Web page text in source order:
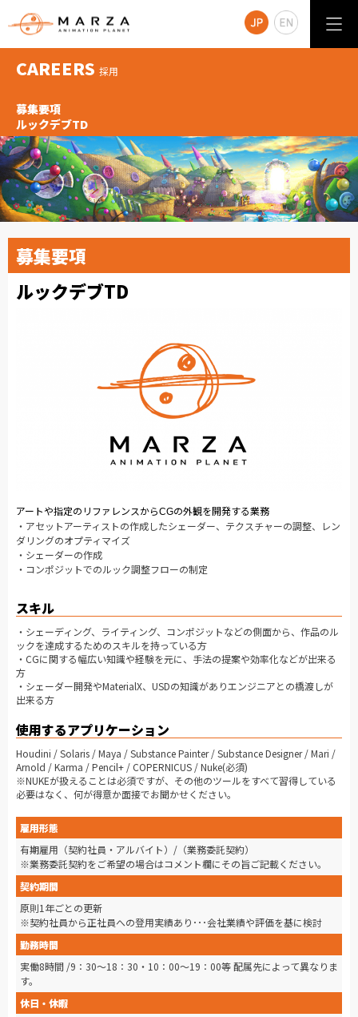
CAREERS 採用
募集要項
ルックデブTD
募集要項
ルックデブTD
アートや指定のリファレンスからCGの外観を開発する業務
・アセットアーティストの作成したシェーダー、テクスチャーの調整、レン
ダリングのオプティマイズ
・シェーダーの作成
・コンポジットでのルック調整フローの制定
スキル
・シェーディング、ライティング、コンポジットなどの側面から、作品のル
ックを達成するためのスキルを持っている方
・CGに関する幅広い知識や経験を元に、手法の提案や効率化などが出来る
方
・シェーダー開発やMaterialX、USDの知識がありエンジニアとの橋渡しが
出来る方
使用するアプリケーション
Houdini / Solaris / Maya / Substance Painter / Substance Designer / Mari /
Arnold / Karma / Pencil+ / COPERNICUS / Nuke(必須)
※NUKEが扱えることは必須ですが、その他のツールをすべて習得している
必要はなく、何が得意か面接でお聞かせください。
雇用形態
有期雇用（契約社員・アルバイト）/（業務委託契約）
※業務委託契約をご希望の場合はコメント欄にその旨ご記載ください。
契約期間
原則1年ごとの更新
※契約社員から正社員への登用実績あり･･･会社業績や評価を基に検討
勤務時間
実働8時間 /9：30～18：30・10：00～19：00等 配属先によって異なりま
す。
休日・休暇